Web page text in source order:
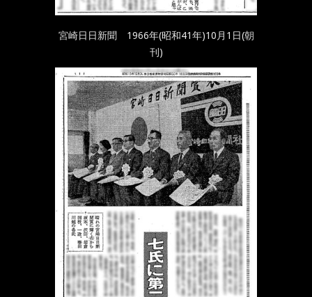
宮崎日日新聞 1966年(昭和41年)10月1日(朝
刊)